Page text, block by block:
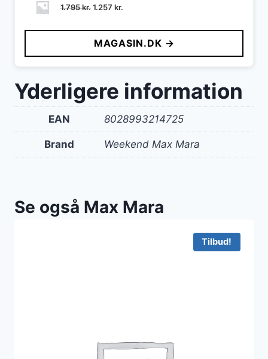
1.795kr.Den
pris
var:
1.795 kr..
1.257 kr.
pris
er:
1.257 kr..
MAGASIN.DK →
Yderligere information
EAN 8028993214725
Brand Weekend Max Mara
Se også Max Mara
Tilbud!